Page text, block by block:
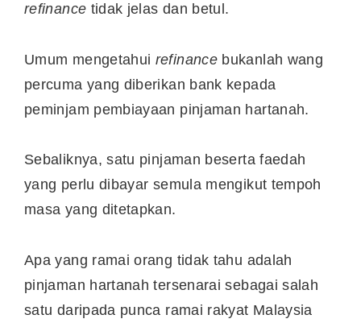
refinance tidak jelas dan betul.
Umum mengetahui refinance bukanlah wang
percuma yang diberikan bank kepada
peminjam pembiayaan pinjaman hartanah.
Sebaliknya, satu pinjaman beserta faedah
yang perlu dibayar semula mengikut tempoh
masa yang ditetapkan.
Apa yang ramai orang tidak tahu adalah
pinjaman hartanah tersenarai sebagai salah
satu daripada punca ramai rakyat Malaysia